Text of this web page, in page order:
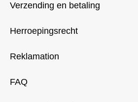
Verzending en betaling
Herroepingsrecht
Reklamation
FAQ